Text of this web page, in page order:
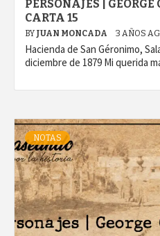
PERSONAJES |
CARTA 15
BY JUAN MONCADA 3 AÑOS
Hacienda de San Géronimo,
diciembre de 1879 Mi querida
NOTAS